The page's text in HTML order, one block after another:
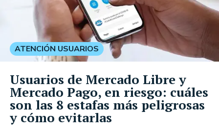
ATENCIÓN USUARIOS
Usuarios de Mercado Libre y
Mercado Pago, en riesgo: cuáles
son las 8 estafas más peligrosas
y cómo evitarlas